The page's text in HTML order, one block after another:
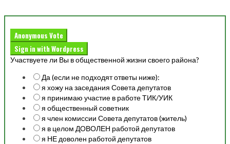
Anonymous Vote
Sign in with Wordpress
Участвуете ли Вы в общественной жизни своего района?
Да (если не подходят ответы ниже):
я хожу на заседания Совета депутатов
я принимаю участие в работе ТИК/УИК
я общественный советник
я член комиссии Совета депутатов (житель)
я в целом ДОВОЛЕН работой депутатов
я НЕ доволен работой депутатов